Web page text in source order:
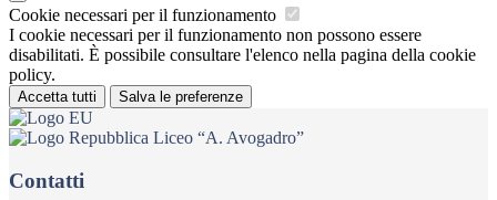
Cookie necessari per il funzionamento
I cookie necessari per il funzionamento non possono essere
disabilitati. È possibile consultare l'elenco nella pagina della cookie
policy.
Accetta tutti Salva le preferenze
Liceo “A. Avogadro”
Contatti